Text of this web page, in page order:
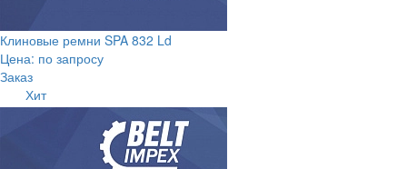
Клиновые ремни SPA 832 Ld
Цена: по запросу
Заказ
Хит